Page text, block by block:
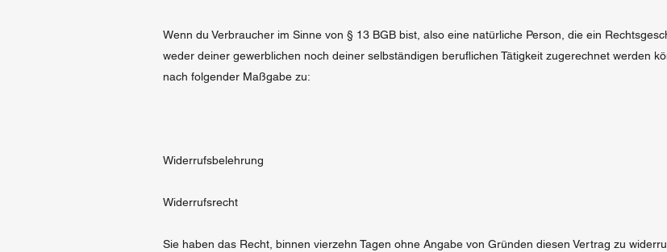
Wenn du Verbraucher im Sinne von § 13 BGB bist, also eine natürliche Person, die ein
weder deiner gewerblichen noch deiner selbständigen beruflichen Tätigkeit zugerechnet werden
nach folgender Maßgabe zu:
Widerrufsbelehrung
Widerrufsrecht
Sie haben das Recht, binnen vierzehn Tagen ohne Angabe von Gründen diesen Vertrag zu